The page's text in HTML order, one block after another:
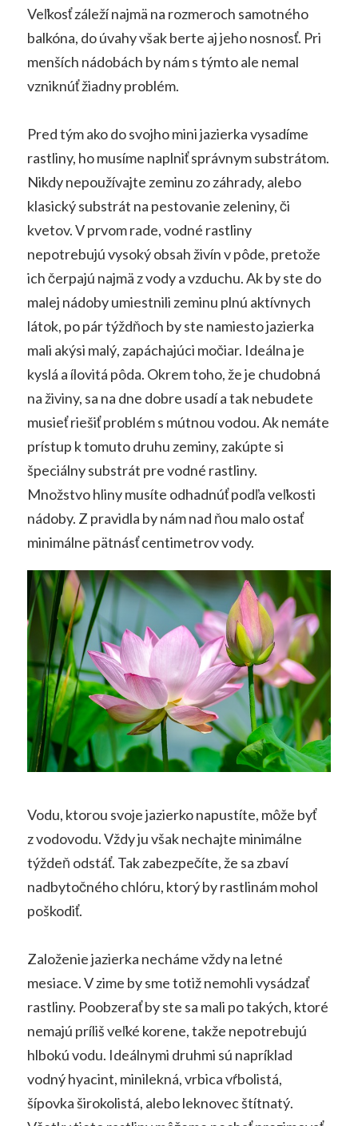
Veľkosť záleží najmä na rozmeroch samotného
balkóna, do úvahy však berte aj jeho nosnosť. Pri
menších nádobách by nám s týmto ale nemal
vzniknúť žiadny problém.
Pred tým ako do svojho mini jazierka vysadíme
rastliny, ho musíme naplniť správnym substrátom.
Nikdy nepoužívajte zeminu zo záhrady, alebo
klasický substrát na pestovanie zeleniny, či
kvetov. V prvom rade, vodné rastliny
nepotrebujú vysoký obsah živín v pôde, pretože
ich čerpajú najmä z vody a vzduchu. Ak by ste do
malej nádoby umiestnili zeminu plnú aktívnych
látok, po pár týždňoch by ste namiesto jazierka
mali akýsi malý, zapáchajúci močiar. Ideálna je
kyslá a ílovitá pôda. Okrem toho, že je chudobná
na živiny, sa na dne dobre usadí a tak nebudete
musieť riešiť problém s mútnou vodou. Ak nemáte
prístup k tomuto druhu zeminy, zakúpte si
špeciálny substrát pre vodné rastliny.
Množstvo hliny musíte odhadnúť podľa veľkosti
nádoby. Z pravidla by nám nad ňou malo ostať
minimálne pätnásť centimetrov vody.
Vodu, ktorou svoje jazierko napustíte, môže byť
z vodovodu. Vždy ju však nechajte minimálne
týždeň odstáť. Tak zabezpečíte, že sa zbaví
nadbytočného chlóru, ktorý by rastlinám mohol
poškodiť.
Založenie jazierka necháme vždy na letné
mesiace. V zime by sme totiž nemohli vysádzať
rastliny. Poobzerať by ste sa mali po takých, ktoré
nemajú príliš veľké korene, takže nepotrebujú
hlbokú vodu. Ideálnymi druhmi sú napríklad
vodný hyacint, minilekná, vrbica vŕbolistá,
šípovka širokolistá, alebo leknovec štítnatý.